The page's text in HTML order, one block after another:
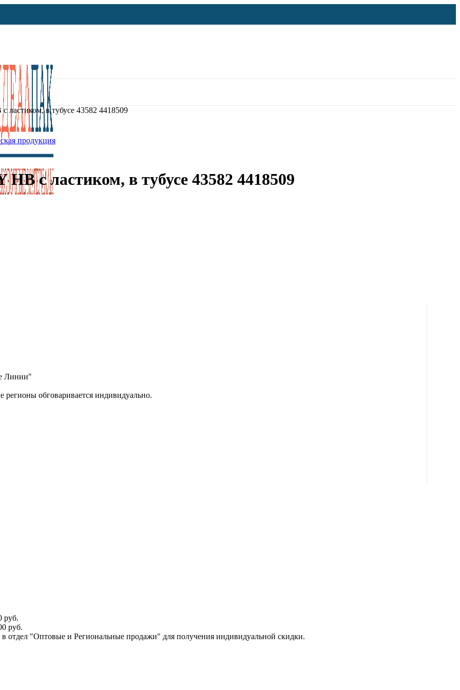
продукция
ластиком, в тубусе 43582 4418509
с ластиком, в тубусе 43582 4418509
Линии"
регионы обговаривается индивидуально.
руб.
руб.
отдел "Оптовые и Региональные продажи" для получения индивидуальной скидки.